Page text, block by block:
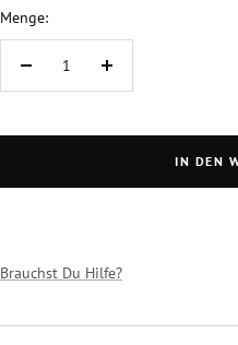
Menge:
Menge
Menge
IN DEN
Brauchst Du Hilfe?